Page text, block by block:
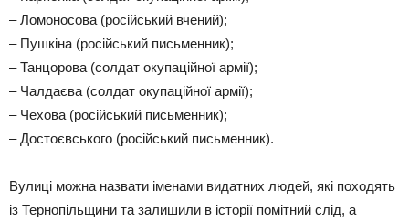
– Ломоносова (російський вчений);
– Пушкіна (російський письменник);
– Танцорова (солдат окупаційної армії);
– Чалдаєва (солдат окупаційної армії);
– Чехова (російський письменник);
– Достоєвського (російський письменник).
Вулиці можна назвати іменами видатних людей, які походять
із Тернопільщини та залишили в історії помітний слід, а